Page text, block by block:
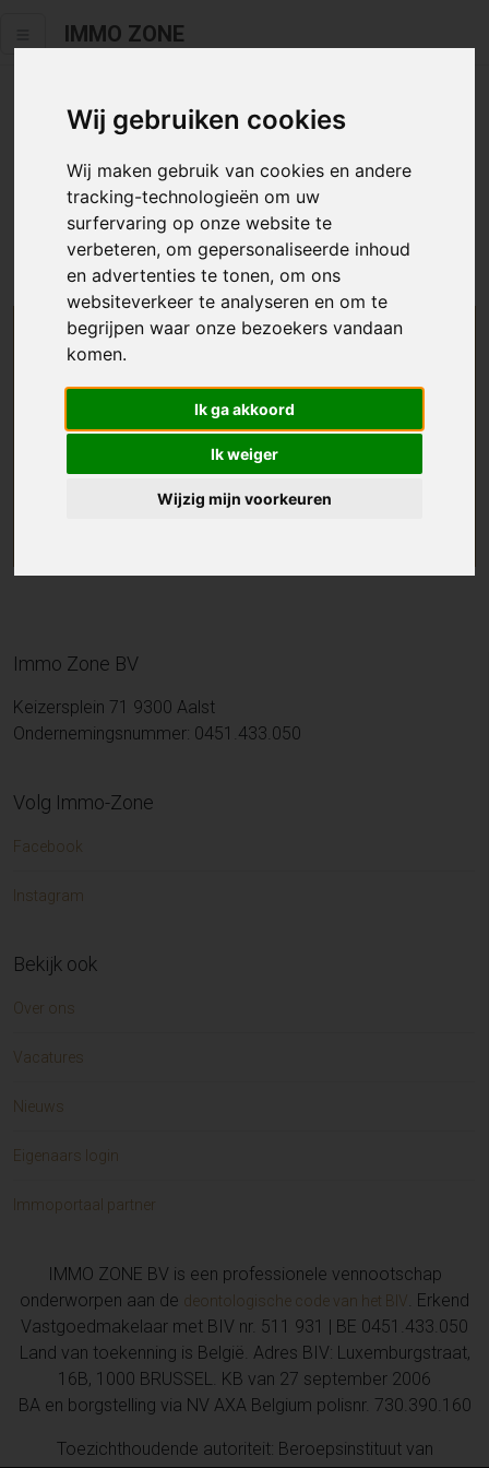
Wij gebruiken cookies
Wij maken gebruik van cookies en andere
tracking-technologieën om uw
surfervaring op onze website te
verbeteren, om gepersonaliseerde inhoud
en advertenties te tonen, om ons
websiteverkeer te analyseren en om te
begrijpen waar onze bezoekers vandaan
komen.
Ik ga akkoord
Ik weiger
Wijzig mijn voorkeuren
IMMO ZONE
Helaas staat dit zoekertje niet
meer online.
Neem zeker een kijkje in ons aanbod te koop
We helpen u graag zoeken
Maak hier een zoekprofiel aan en we houden u op
de hoogte van passend aanbod.
Immo Zone BV
Keizersplein 71 9300 Aalst
Ondernemingsnummer: 0451.433.050
Volg Immo-Zone
Facebook
Instagram
Bekijk ook
Over ons
Vacatures
Nieuws
Eigenaars login
Immoportaal partner
IMMO ZONE BV is een professionele vennootschap
onderworpen aan de deontologische code van het BIV. Erkend
Vastgoedmakelaar met BIV nr. 511 931 | BE 0451.433.050
Land van toekenning is België. Adres BIV: Luxemburgstraat,
16B, 1000 BRUSSEL. KB van 27 september 2006
BA en borgstelling via NV AXA Belgium polisnr. 730.390.160
Toezichthoudende autoriteit: Beroepsinstituut van